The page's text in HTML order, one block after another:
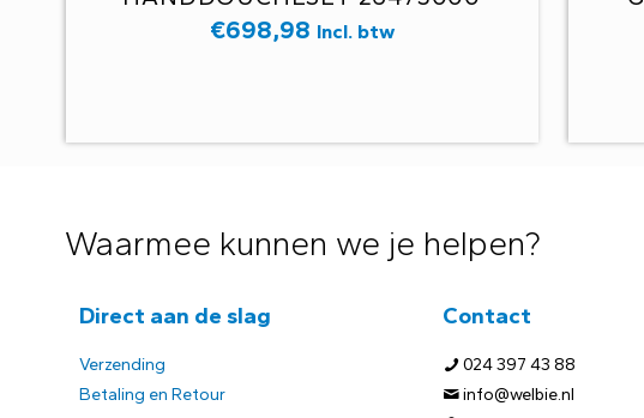
€698,98 Incl. btw
Waarmee kunnen we je helpen?
Direct aan de slag
Verzending
Betaling en Retour
Contact
024 397 43 88
info@welbie.nl